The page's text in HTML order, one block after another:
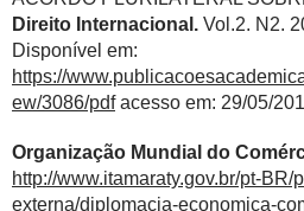
Direito Internacional. Vol.2. N2.
Disponível em:
https://
ew/3086/pdfacesso em: 29/05/
Organização Mundial do
http://www.itamaraty.gov.br/pt-BR/
externa/diplomacia-economica-